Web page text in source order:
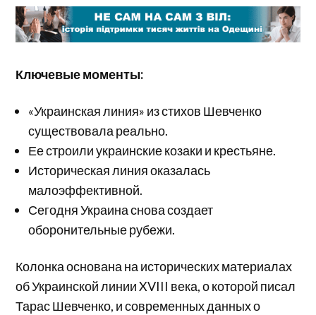
Ключевые моменты:
«Украинская линия» из стихов Шевченко
существовала реально.
Ее строили украинские козаки и крестьяне.
Историческая линия оказалась
малоэффективной.
Сегодня Украина снова создает
оборонительные рубежи.
Колонка основана на исторических материалах
об Украинской линии XVIII века, о которой писал
Тарас Шевченко, и современных данных о